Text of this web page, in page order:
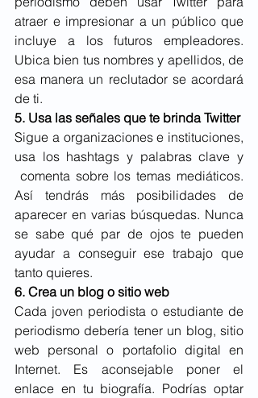
atraer e impresionar a un público que
incluye a los futuros empleadores.
Ubica bien tus nombres y apellidos, de
esa manera un reclutador se acordará
de ti.
5. Usa las señales que te brinda Twitter
Sigue a organizaciones e instituciones,
usa los hashtags y palabras clave y
comenta sobre los temas mediáticos.
Así tendrás más posibilidades de
aparecer en varias búsquedas. Nunca
se sabe qué par de ojos te pueden
ayudar a conseguir ese trabajo que
tanto quieres.
6. Crea un blog o sitio web
Cada joven periodista o estudiante de
periodismo debería tener un blog, sitio
web personal o portafolio digital en
Internet. Es aconsejable poner el
enlace en tu biografía. Podrías optar